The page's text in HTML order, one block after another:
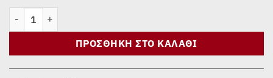
ΠΡΟΣΘΉΚΗ ΣΤΟ ΚΑΛΆΘΙ